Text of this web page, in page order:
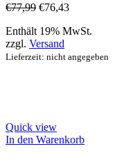
€77,99 €76,43
Enthält 19% MwSt.
zzgl. Versand
Lieferzeit: nicht angegeben
Quick view
In den Warenkorb